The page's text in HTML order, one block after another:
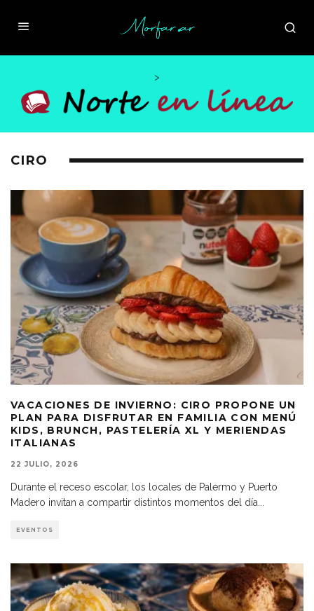
>
CIRO
VACACIONES DE INVIERNO: CIRO PROPONE UN
PLAN PARA DISFRUTAR EN FAMILIA CON MENÚ
KIDS, BRUNCH, PASTELERÍA XL Y MERIENDAS
ITALIANAS
22 JULIO, 2026
Durante el receso escolar, los locales de Palermo y Puerto
Madero invitan a compartir distintos momentos del día...
EVENTOS